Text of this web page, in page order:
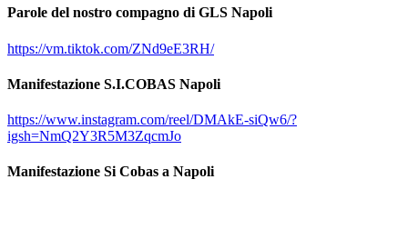
Parole del nostro compagno di GLS Napoli
https://vm.tiktok.com/ZNd9eE3RH/
Manifestazione S.I.COBAS Napoli
https://www.instagram.com/reel/DMAkE-siQw6/?
igsh=NmQ2Y3R5M3ZqcmJo
Manifestazione Si Cobas a Napoli